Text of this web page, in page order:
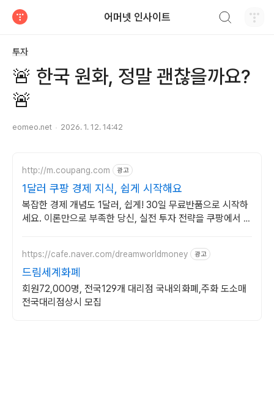
어머넷 인사이트
투자
🚨 한국 원화, 정말 괜찮을까요?
🚨
eomeo.net 2026. 1. 12. 14:42
http://m.coupang.com 광고
1달러 쿠팡 경제 지식, 쉽게 시작해요
복잡한 경제 개념도 1달러, 쉽게! 30일 무료반품으로 시작하
세요. 이론만으로 부족한 당신, 실전 투자 전략을 쿠팡에서 바
https://cafe.naver.com/dreamworldmoney 광고
드림세계화폐
회원72,000명, 전국129개 대리점 국내외화폐,주화 도소매
전국대리점상시 모집